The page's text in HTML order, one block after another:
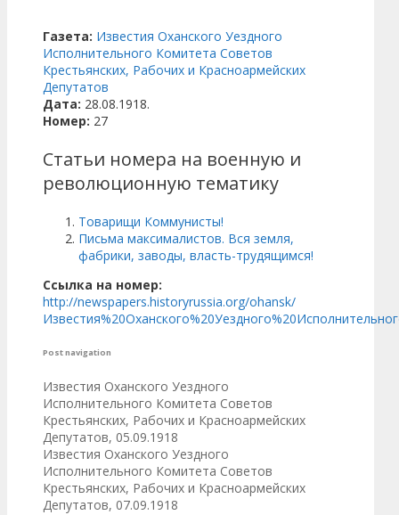
Газета: Известия Оханского Уездного
Исполнительного Комитета Советов
Крестьянских, Рабочих и Красноармейских
Депутатов
Дата: 28.08.1918.
Номер: 27
Статьи номера на военную и
революционную тематику
Товарищи Коммунисты!
Письма максималистов. Вся земля,
фабрики, заводы, власть-трудящимся!
Ссылка на номер:
http://newspapers.historyrussia.org/ohansk/
Post navigation
Известия Оханского Уездного
Исполнительного Комитета Советов
Крестьянских, Рабочих и Красноармейских
Депутатов, 05.09.1918
Известия Оханского Уездного
Исполнительного Комитета Советов
Крестьянских, Рабочих и Красноармейских
Депутатов, 07.09.1918